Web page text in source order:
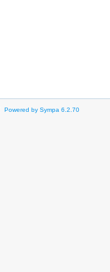
Powered by Sympa 6.2.70